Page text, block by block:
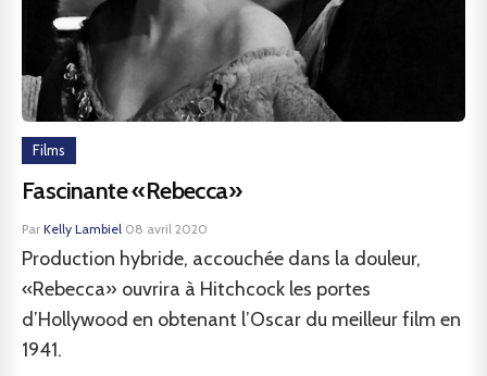
Films
Fascinante «Rebecca»
Par Kelly Lambiel·08 avril 2020
Production hybride, accouchée dans la douleur,
«Rebecca» ouvrira à Hitchcock les portes
d’Hollywood en obtenant l’Oscar du meilleur film en
1941.